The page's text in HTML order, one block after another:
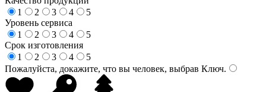
1
2 3 4
5
Уровень сервиса
1
2 3 4
5
Срок изготовления
1
2 3 4
5
Пожалуйста, докажите, что вы человек, выбрав Ключ.